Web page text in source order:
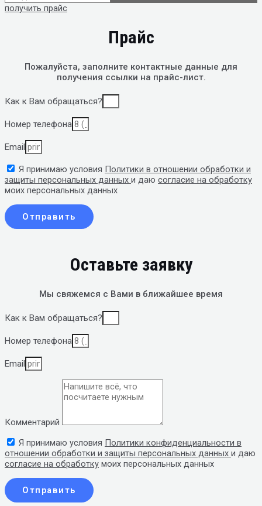
получить прайс
Прайс
Пожалуйста, заполните контактные данные для
получения ссылки на прайс-лист.
Как к Вам обращаться?
Номер телефона
Email
Я принимаю условия Политики в отношении обработки и
защиты персональных данных и даю согласие на обработку
моих персональных данных
Отправить
Оставьте заявку
Мы свяжемся с Вами в ближайшее время
Как к Вам обращаться?
Номер телефона
Email
Комментарий
Я принимаю условия Политики конфиденциальности в
отношении обработки и защиты персональных данных и даю
согласие на обработку моих персональных данных
Отправить